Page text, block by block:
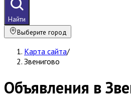
Найти
Выберите город
Карта сайта/
Звенигово
Объявления в